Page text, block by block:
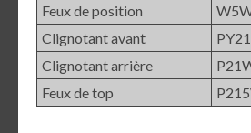
Feux de position
Clignotant avant
Clignotant arrière
Feux de top